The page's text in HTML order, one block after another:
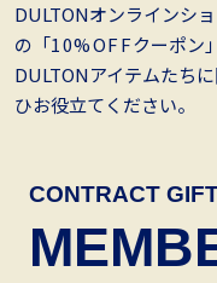
DULTONオンラインシ
の「10%OFFクーポン
DULTONアイテムたち
ひお役立てください。
CONTRACT